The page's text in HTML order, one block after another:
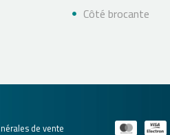
Côté brocante
de vente